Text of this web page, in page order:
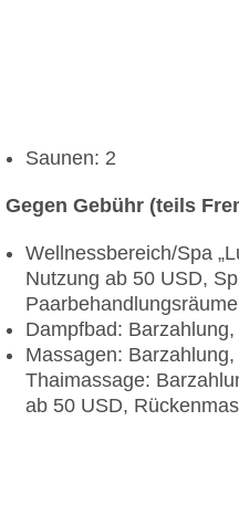
Saunen: 2
Gegen Gebühr (teils
Wellnessbereich/Spa
Nutzung ab 50 USD,
Dampfbad:
Massagen:
Thaimassage:
ab 50 USD,